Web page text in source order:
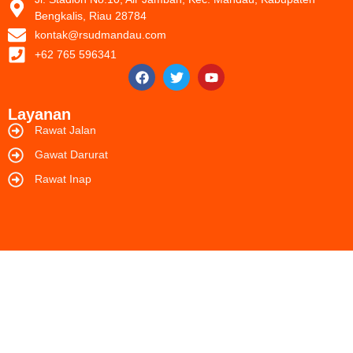
Bengkalis, Riau 28784
kontak@rsudmandau.com
+62 765 596341
Layanan
Rawat Jalan
Gawat Darurat
Rawat Inap